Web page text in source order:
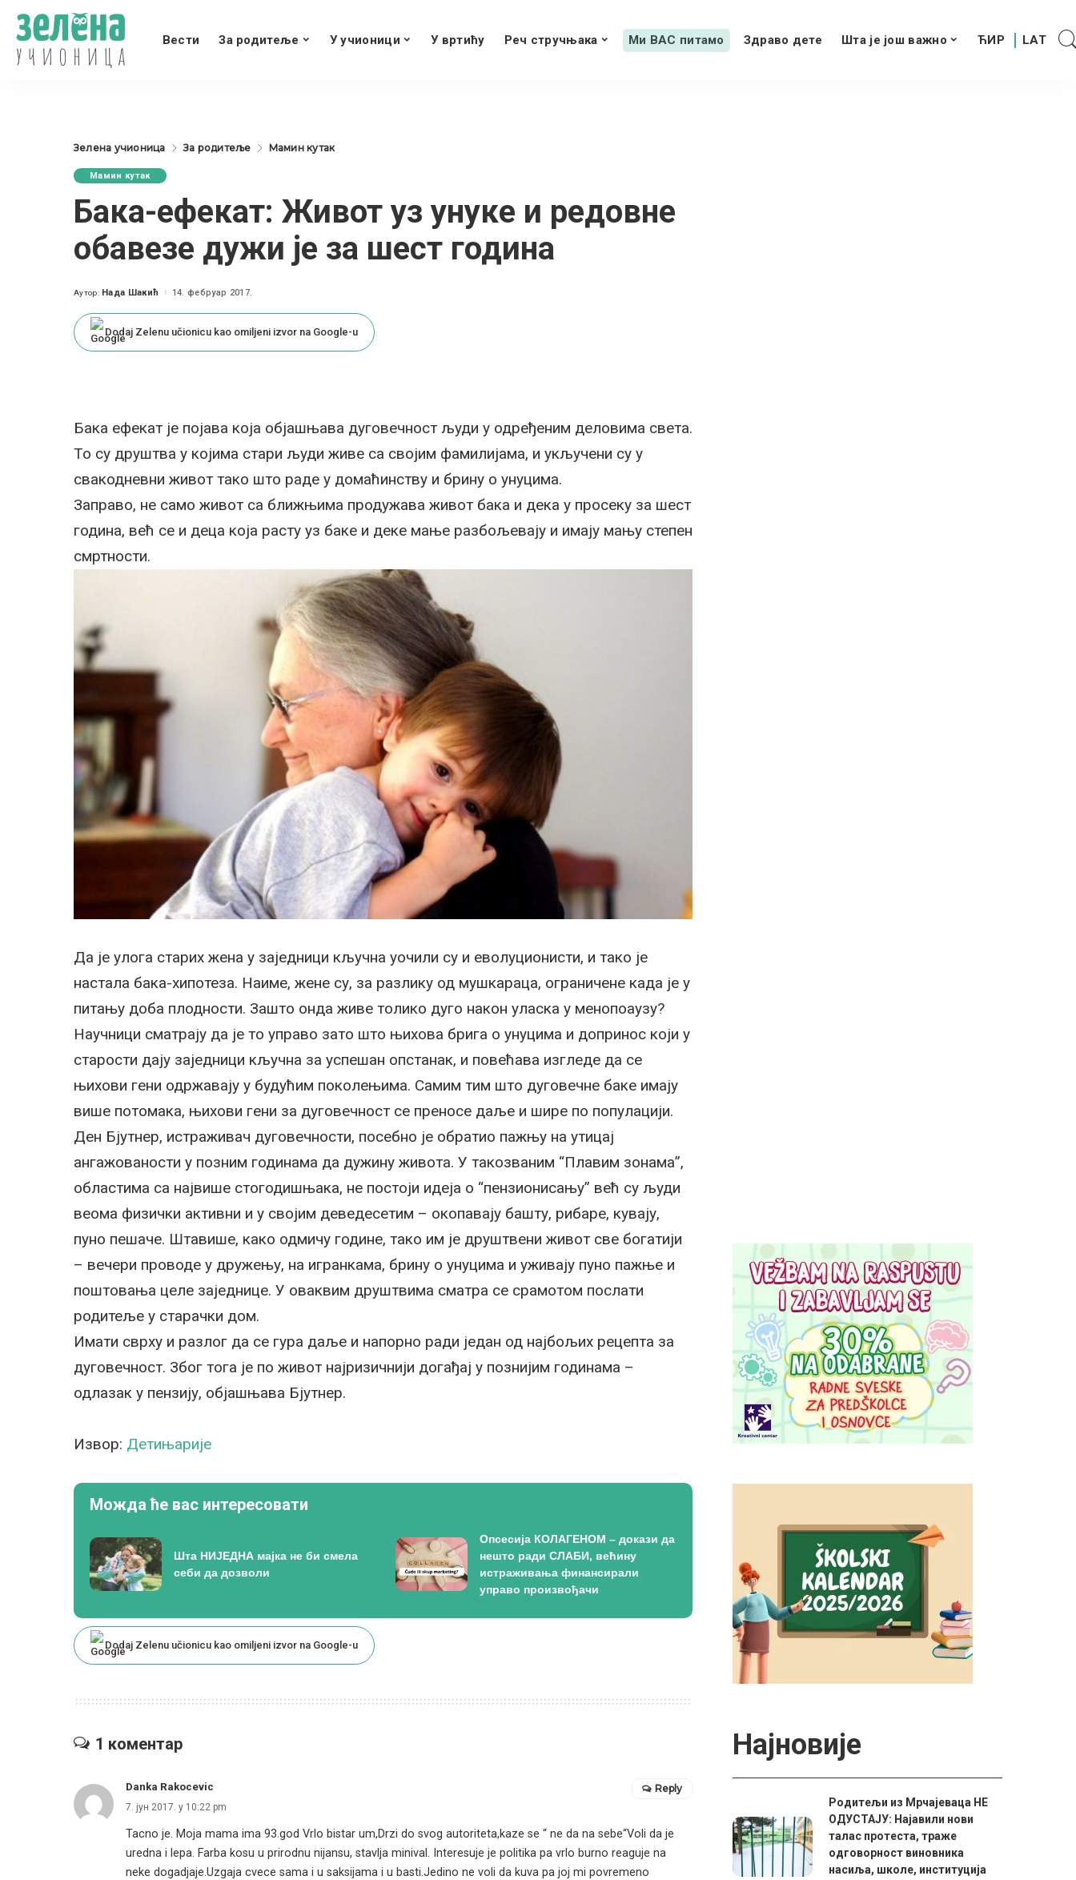
Вести За родитеље У учионици У вртићу Реч стручњака Ми ВАС питамо Здраво дете Шта је још важно
Зелена учионица За родитеље Мамин кутак
Мамин кутак
Бака-ефекат: Живот уз унуке и редовне
обавезе дужи је за шест година
Posted
Аутор: Нада Шакић 14. фебруар 2017.
Dodaj Zelenu učionicu kao omiljeni izvor na Google-u
Бака ефекат је појава која објашњава дуговечност људи у одређеним деловима света.
То су друштва у којима стари људи живе са својим фамилијама, и укључени су у
свакодневни живот тако што раде у домаћинству и брину о унуцима.
Заправо, не само живот са ближњима продужава живот бака и дека у просеку за шест
година, већ се и деца која расту уз баке и деке мање разбољевају и имају мању степен
смртности.
Да је улога старих жена у заједници кључна уочили су и еволуционисти, и тако је
настала бака-хипотеза. Наиме, жене су, за разлику од мушкараца, ограничене када је у
питању доба плодности. Зашто онда живе толико дуго након уласка у менопоаузу?
Научници сматрају да је то управо зато што њихова брига о унуцима и допринос који у
старости дају заједници кључна за успешан опстанак, и повећава изгледе да се
њихови гени одржавају у будућим поколењима. Самим тим што дуговечне баке имају
више потомака, њихови гени за дуговечност се преносе даље и шире по популацији.
Ден Бјутнер, истраживач дуговечности, посебно је обратио пажњу на утицај
ангажованости у позним годинама да дужину живота. У такозваним “Плавим зонама”,
областима са највише стогодишњака, не постоји идеја о “пензионисању” већ су људи
веома физички активни и у својим деведесетим – окопавају башту, рибаре, кувају,
пуно пешаче. Штавише, како одмичу године, тако им је друштвени живот све богатији
– вечери проводе у дружењу, на игранкама, брину о унуцима и уживају пуно пажње и
поштовања целе заједнице. У оваквим друштвима сматра се срамотом послати
родитеље у старачки дом.
Имати сврху и разлог да се гура даље и напорно ради један од најбољих рецепта за
дуговечност. Због тога је по живот најризичнији догађај у познијим годинама –
одлазак у пензију, објашњава Бјутнер.
Извор: Детињарије
Можда ће вас интересовати
Шта НИЈЕДНА мајка не би смела
себи да дозволи
Опсесија КОЛАГЕНОМ – докази да
нешто ради СЛАБИ, већину
истраживања финансирали
управо произвођачи
Dodaj Zelenu učionicu kao omiljeni izvor na Google-u
1 коментар
Danka Rakocevic
7. јун 2017. у 10:22 pm
Tacno je. Moja mama ima 93.god Vrlo bistar um,Drzi do svog autoriteta,kaze se “ ne da na sebe“Voli da je
uredna i lepa. Farba kosu u prirodnu nijansu, stavlja minival. Interesuje je politika pa vrlo burno reaguje na
neke dogadjaje.Uzgaja cvece sama i u saksijama i u basti.Jedino ne voli da kuva pa joj mi povremeno
Reply
Најновије
Родитељи из Мрчајеваца НЕ
ОДУСТАЈУ: Најавили нови
талас протеста, траже
одговорност виновника
насиља, школе, институција